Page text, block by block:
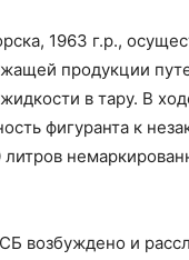
1963 г.р.,
продукции
в тару. В
фигуранта к
возбуждено и